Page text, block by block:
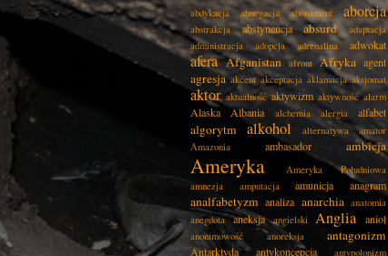
abdykacja abnegacja abonament aborcja
abstrakcja abstynencja absurd
adaptacja
administracja
adopcja adrenalina adwokat
afera Afganistan afront Afryka agent
agresja akcent akceptacja aklamacja aksjomat
aktor aktualność aktywizm aktywność alarm
Alaska Albania alchemia alergia alfabet
algorytm alkohol alternatywa
amator
Amazonia
ambasador ambicja
Ameryka
Ameryka Południowa
amnezja
amputacja amunicja anagram
analfabetyzm analiza anarchia anatomia
anegdota
aneksja angielski Anglia anioł
anonimowość anoreksja antagonizm
Antarktyda antykoncepcja
antypolonizm